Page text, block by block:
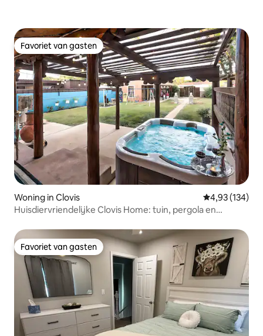
Favoriet van gasten
Favoriet van gasten
Woning in Clovis Gemiddelde
4,93 (134)
Huisdiervriendelijke Clovis Home: tuin, pergola en
Favoriet van gasten
Favoriet van gasten